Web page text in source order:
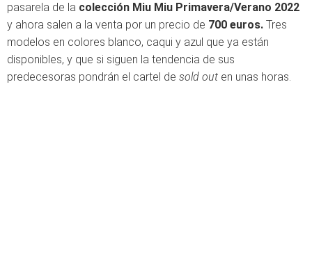
pasarela de la colección Miu Miu Primavera/Verano 2022
y ahora salen a la venta por un precio de 700 euros. Tres
modelos en colores blanco, caqui y azul que ya están
disponibles, y que si siguen la tendencia de sus
predecesoras pondrán el cartel de sold out en unas horas.